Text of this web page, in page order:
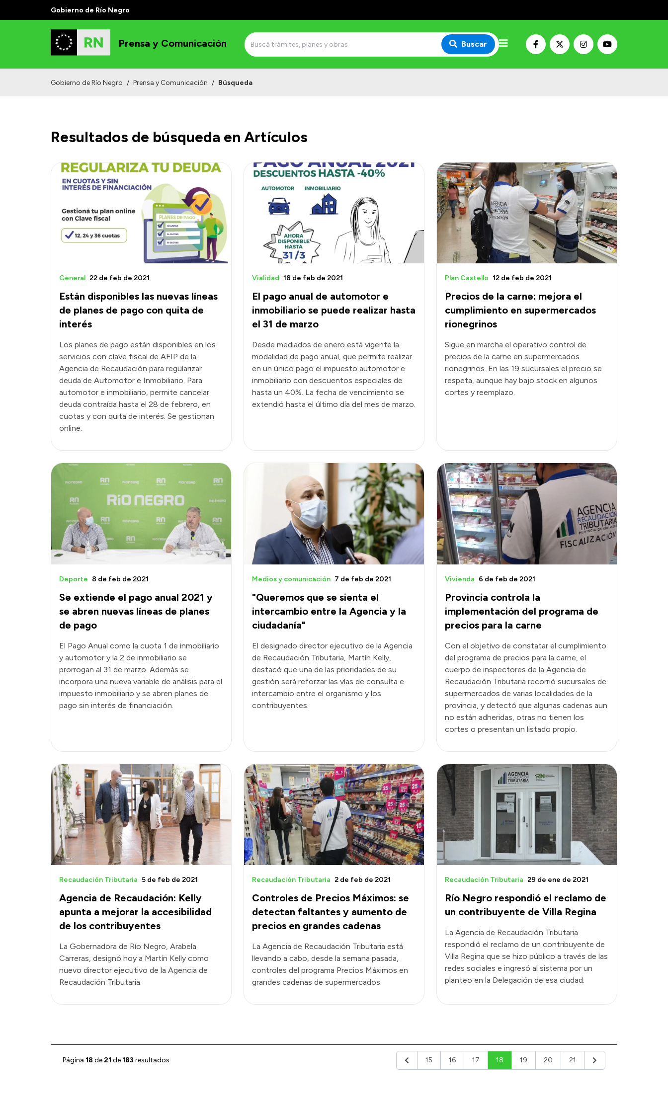
Gobierno de Río Negro
Prensa y Comunicación Buscar
Gobierno de Río Negro / Prensa y Comunicación / Búsqueda
Resultados de búsqueda en Artículos
Están disponibles las nuevas líneas
de planes de pago con quita de
interés
General 22 de feb de 2021
Los planes de pago están disponibles en los
servicios con clave fiscal de AFIP de la
Agencia de Recaudación para regularizar
deuda de Automotor e Inmobiliario. Para
automotor e inmobiliario, permite cancelar
deuda contraída hasta el 28 de febrero, en
cuotas y con quita de interés. Se gestionan
online.
El pago anual de automotor e
inmobiliario se puede realizar hasta
el 31 de marzo
Vialidad 18 de feb de 2021
Desde mediados de enero está vigente la
modalidad de pago anual, que permite realizar
en un único pago el impuesto automotor e
inmobiliario con descuentos especiales de
hasta un 40%. La fecha de vencimiento se
extendió hasta el último día del mes de marzo.
Precios de la carne: mejora el
cumplimiento en supermercados
rionegrinos
Plan Castello 12 de feb de 2021
Sigue en marcha el operativo control de
precios de la carne en supermercados
rionegrinos. En las 19 sucursales el precio se
respeta, aunque hay bajo stock en algunos
cortes y reemplazo.
Se extiende el pago anual 2021 y
se abren nuevas líneas de planes
de pago
Deporte 8 de feb de 2021
El Pago Anual como la cuota 1 de inmobiliario
y automotor y la 2 de inmobiliario se
prorrogan al 31 de marzo. Además se
incorpora una nueva variable de análisis para el
impuesto inmobiliario y se abren planes de
pago sin interés de financiación.
"Queremos que se sienta el
intercambio entre la Agencia y la
ciudadanía"
Medios y comunicación 7 de feb de 2021
El designado director ejecutivo de la Agencia
de Recaudación Tributaria, Martín Kelly,
destacó que una de las prioridades de su
gestión será reforzar las vías de consulta e
intercambio entre el organismo y los
contribuyentes.
Provincia controla la
implementación del programa de
precios para la carne
Vivienda 6 de feb de 2021
Con el objetivo de constatar el cumplimiento
del programa de precios para la carne, el
cuerpo de inspectores de la Agencia de
Recaudación Tributaria recorrió sucursales de
supermercados de varias localidades de la
provincia, y detectó que algunas cadenas aun
no están adheridas, otras no tienen los
cortes o presentan un listado propio.
Agencia de Recaudación: Kelly
apunta a mejorar la accesibilidad
de los contribuyentes
Recaudación Tributaria 5 de feb de 2021
La Gobernadora de Río Negro, Arabela
Carreras, designó hoy a Martín Kelly como
nuevo director ejecutivo de la Agencia de
Recaudación Tributaria.
Controles de Precios Máximos: se
detectan faltantes y aumento de
precios en grandes cadenas
Recaudación Tributaria 2 de feb de 2021
La Agencia de Recaudación Tributaria está
llevando a cabo, desde la semana pasada,
controles del programa Precios Máximos en
grandes cadenas de supermercados.
Río Negro respondió el reclamo de
un contribuyente de Villa Regina
Recaudación Tributaria 29 de ene de 2021
La Agencia de Recaudación Tributaria
respondió el reclamo de un contribuyente de
Villa Regina que se hizo público a través de las
redes sociales e ingresó al sistema por un
planteo en la Delegación de esa ciudad.
Página 18 de21 de 183 resultados Anterior
15 16 17 18 19 20 21 Siguiente